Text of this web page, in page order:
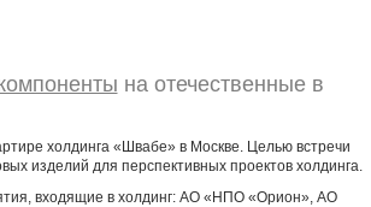
на отечественные в
холдинга «Швабе» в Москве. Целью встречи
изделий для перспективных проектов холдинга.
входящие в холдинг: АО «НПО «Орион», АО